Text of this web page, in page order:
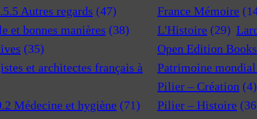
Autres regards (47)
et bonnes manières (38)
(35)
et architectes français à
Médecine et hygiène (71)
France Mémoire
L'Histoire (29)
Open Edition Books
Patrimoine
Pilier – Création (4)
Pilier – Histoire